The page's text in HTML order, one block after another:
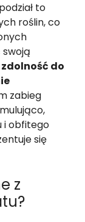
to
roślin, co
do
zabieg
i obfitego
się
z